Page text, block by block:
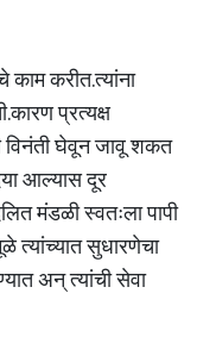
काम करीत.त्यांना
प्रत्यक्ष
घेवून जावू शकत
आल्यास दूर
मंडळी स्वतःला पापी
सुधारणेचा
अन् त्यांची सेवा